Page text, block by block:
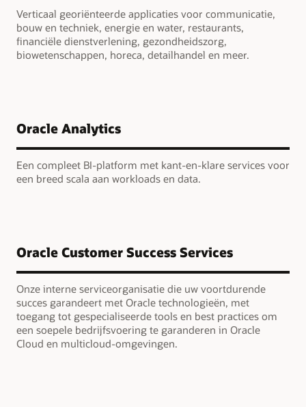
Verticaal georiënteerde applicaties voor communicatie,
bouw en techniek, energie en water, restaurants,
financiële dienstverlening, gezondheidszorg,
biowetenschappen, horeca, detailhandel en meer.
Oracle Analytics
Een compleet BI-platform met kant-en-klare services voor
een breed scala aan workloads en data.
Oracle Customer Success Services
Onze interne serviceorganisatie die uw voortdurende
succes garandeert met Oracle technologieën, met
toegang tot gespecialiseerde tools en best practices om
een soepele bedrijfsvoering te garanderen in Oracle
Cloud en multicloud-omgevingen.